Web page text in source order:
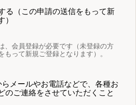
る（この申請の送信をもって新
）
、会員登録が必要です（未登録の方
もって新規ご登録となります）。
メールやお電話などで、各種お
のご連絡をさせていただくこと